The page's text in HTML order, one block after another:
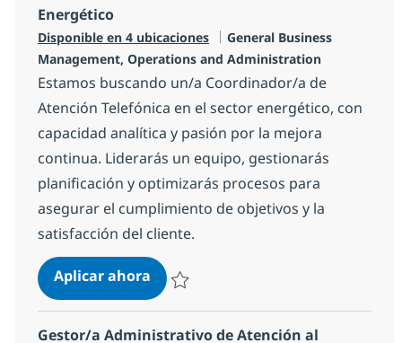
Energético
Disponible en 4 ubicaciones Categoría
General Business
Management, Operations and Administration
Estamos buscando un/a Coordinador/a de
Atención Telefónica en el sector energético, con
capacidad analítica y pasión por la mejora
continua. Liderarás un equipo, gestionarás
planificación y optimizarás procesos para
asegurar el cumplimiento de objetivos y la
satisfacción del cliente.
Aplicar ahoraCoordinador/a de Atención
Gestor/a Administrativo de Atención al